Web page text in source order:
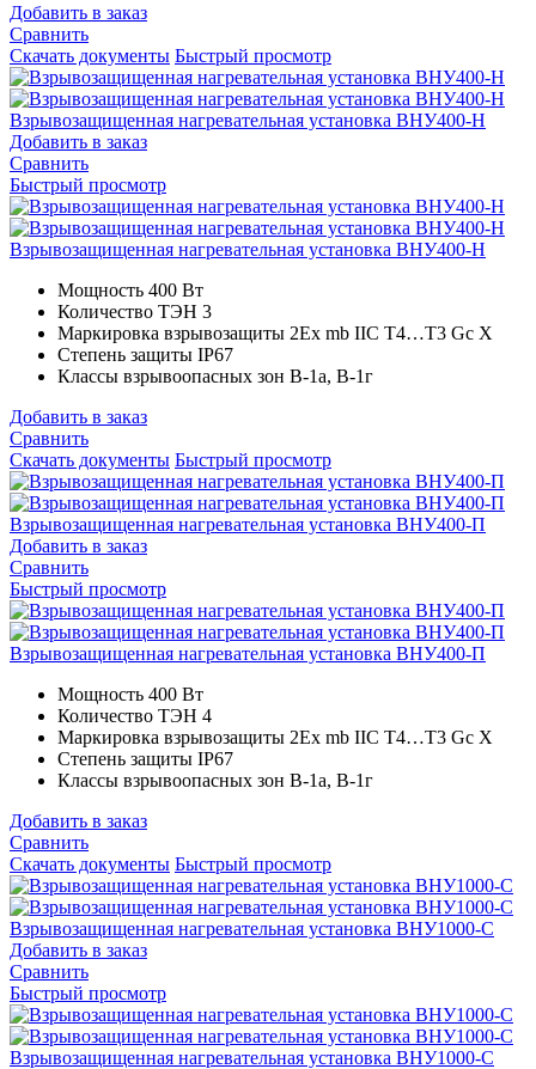
Добавить в заказ
Сравнить
Скачать документы Быстрый просмотр
Взрывозащищенная нагревательная установка ВНУ400-Н
Добавить в заказ
Сравнить
Быстрый просмотр
Взрывозащищенная нагревательная установка ВНУ400-Н
Мощность 400 Вт
Количество ТЭН 3
Маркировка взрывозащиты 2Ex mb IIC T4…T3 Gc X
Степень защиты IP67
Классы взрывоопасных зон В-1а, В-1г
Добавить в заказ
Сравнить
Скачать документы Быстрый просмотр
Взрывозащищенная нагревательная установка ВНУ400-П
Добавить в заказ
Сравнить
Быстрый просмотр
Взрывозащищенная нагревательная установка ВНУ400-П
Мощность 400 Вт
Количество ТЭН 4
Маркировка взрывозащиты 2Ex mb IIC T4…T3 Gc X
Степень защиты IP67
Классы взрывоопасных зон В-1а, В-1г
Добавить в заказ
Сравнить
Скачать документы Быстрый просмотр
Взрывозащищенная нагревательная установка ВНУ1000-С
Добавить в заказ
Сравнить
Быстрый просмотр
Взрывозащищенная нагревательная установка ВНУ1000-С